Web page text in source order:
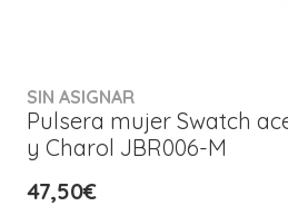
SIN ASIGNAR
Pulsera mujer Swatch
y Charol JBR006-M
47,50€